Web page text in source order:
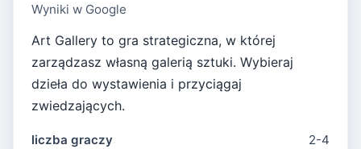
Wyniki w Google
Art Gallery to gra strategiczna, w której
zarządzasz własną galerią sztuki. Wybieraj
dzieła do wystawienia i przyciągaj
zwiedzających.
liczba graczy
2-4